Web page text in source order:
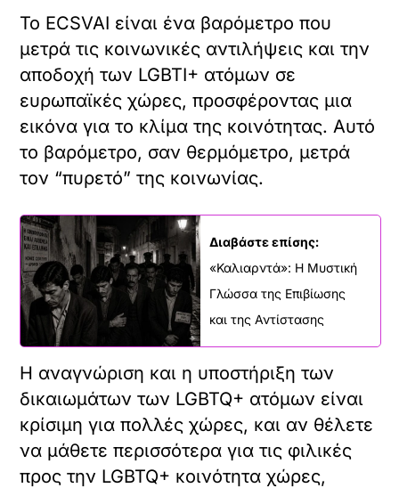
Το ECSVAI είναι ένα βαρόμετρο που
μετρά τις κοινωνικές αντιλήψεις και την
αποδοχή των LGBTI+ ατόμων σε
ευρωπαϊκές χώρες, προσφέροντας μια
εικόνα για το κλίμα της κοινότητας. Αυτό
το βαρόμετρο, σαν θερμόμετρο, μετρά
τον “πυρετό” της κοινωνίας.
Διαβάστε επίσης:
«Καλιαρντά»: Η Μυστική
Γλώσσα της Επιβίωσης
και της Αντίστασης
Η αναγνώριση και η υποστήριξη των
δικαιωμάτων των LGBTQ+ ατόμων είναι
κρίσιμη για πολλές χώρες, και αν θέλετε
να μάθετε περισσότερα για τις φιλικές
προς την LGBTQ+ κοινότητα χώρες,